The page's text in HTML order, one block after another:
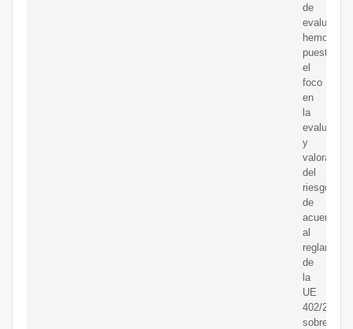
de
hemos
puesto
el
foco
en
la
evaluación
y
valoración
del
riesgo
de
acuerdo
al
reglamento
de
la
UE
402/2013
sobre